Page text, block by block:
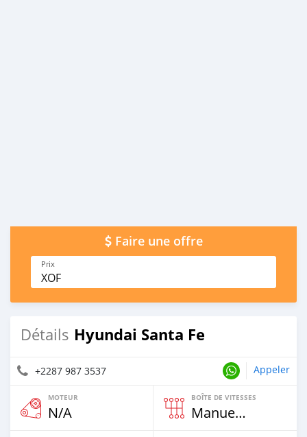
Faire une offre
Prix
XOF
Détails Hyundai Santa Fe
+2287 987 3537 Appeler
MOTEUR
N/A
BOÎTE DE VITESSES
Manuelle